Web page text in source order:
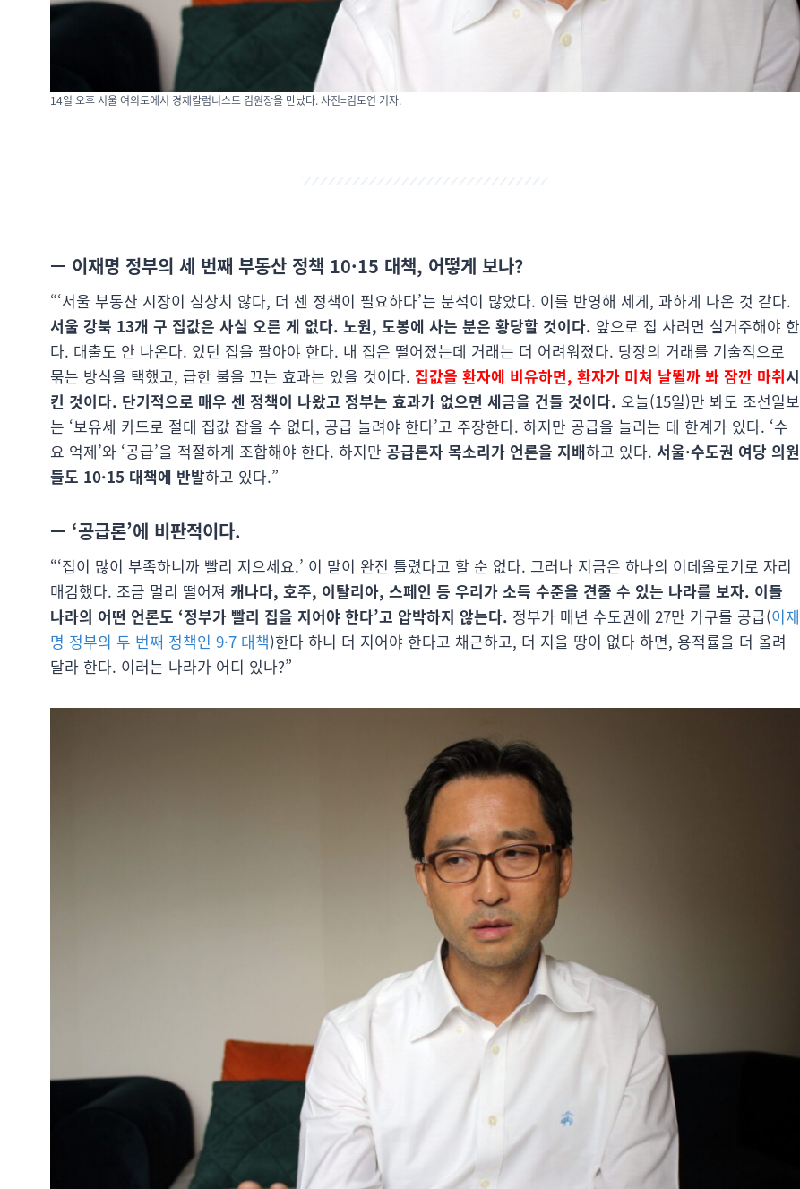
14일 오후 서울 여의도에서 경제칼럼니스트 김원장을 만났다. 사진=김도연 기자.
— 이재명 정부의 세 번째 부동산 정책 10·15 대책, 어떻게 보나?
“‘서울 부동산 시장이 심상치 않다, 더 센 정책이 필요하다’는 분석이 많았다. 이를 반영해 세게, 과하게 나온 것 같다.
서울 강북 13개 구 집값은 사실 오른 게 없다. 노원, 도봉에 사는 분은 황당할 것이다. 앞으로 집 사려면 실거주해야 한
다. 대출도 안 나온다. 있던 집을 팔아야 한다. 내 집은 떨어졌는데 거래는 더 어려워졌다. 당장의 거래를 기술적으로
묶는 방식을 택했고, 급한 불을 끄는 효과는 있을 것이다. 집값을 환자에 비유하면, 환자가 미쳐 날뛸까 봐 잠깐 마취시
킨 것이다. 단기적으로 매우 센 정책이 나왔고 정부는 효과가 없으면 세금을 건들 것이다. 오늘(15일)만 봐도 조선일보
는 ‘보유세 카드로 절대 집값 잡을 수 없다, 공급 늘려야 한다’고 주장한다. 하지만 공급을 늘리는 데 한계가 있다. ‘수
요 억제’와 ‘공급’을 적절하게 조합해야 한다. 하지만 공급론자 목소리가 언론을 지배하고 있다. 서울·수도권 여당 의원
들도 10·15 대책에 반발하고 있다.”
— ‘공급론’에 비판적이다.
“‘집이 많이 부족하니까 빨리 지으세요.’ 이 말이 완전 틀렸다고 할 순 없다. 그러나 지금은 하나의 이데올로기로 자리
매김했다. 조금 멀리 떨어져 캐나다, 호주, 이탈리아, 스페인 등 우리가 소득 수준을 견줄 수 있는 나라를 보자. 이들
나라의 어떤 언론도 ‘정부가 빨리 집을 지어야 한다’고 압박하지 않는다. 정부가 매년 수도권에 27만 가구를 공급(이재
명 정부의 두 번째 정책인 9·7 대책)한다 하니 더 지어야 한다고 채근하고, 더 지을 땅이 없다 하면, 용적률을 더 올려
달라 한다. 이러는 나라가 어디 있나?”